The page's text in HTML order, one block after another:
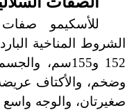
للأسكيمو
الشروط المناخية
152 و155سم،
وضخم، والأكتاف
صغيرتان، والوجه